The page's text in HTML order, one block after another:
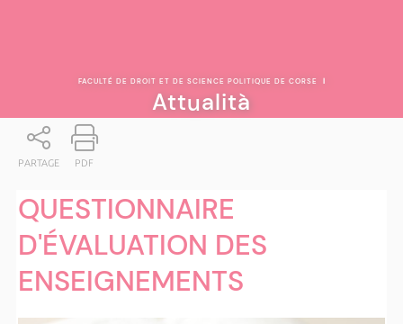
FACULTÉ DE DROIT ET DE SCIENCE POLITIQUE DE CORSE |
Attualità
PARTAGE PDF
QUESTIONNAIRE
D'ÉVALUATION DES
ENSEIGNEMENTS